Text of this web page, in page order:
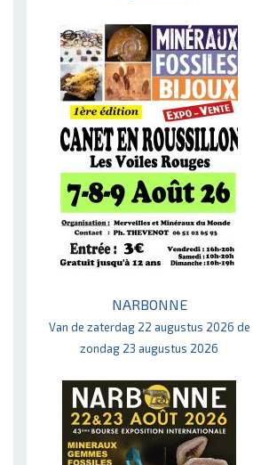
NARBONNE
Van de zaterdag 22 augustus 2026 de
zondag 23 augustus 2026